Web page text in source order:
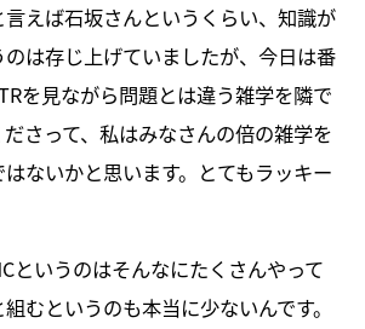
言えば石坂さんというくらい、知識が
は存じ上げていましたが、今日は番
を見ながら問題とは違う雑学を隣で
さって、私はみなさんの倍の雑学を
ないかと思います。とてもラッキー
というのはそんなにたくさんやって
むというのも本当に少ないんです。